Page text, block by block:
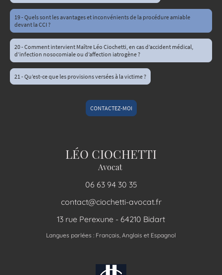
19 - Quels sont les avantages et inconvénients de la procédure amiable
devant la CCI ?
20 - Comment intervient Maître Léo Ciochetti, en cas d’accident médical,
d’infection nosocomiale ou d’affection iatrogène ?
21 - Qu’est-ce que les provisions versées à la victime ?
CONTACTEZ-MOI
LÉO CIOCHETTI
Avocat
06 63 94 30 35
contact@ciochetti-avocat.fr
13 rue Perexune - 64210 Bidart
Langues parlées : Français, Anglais et Espagnol